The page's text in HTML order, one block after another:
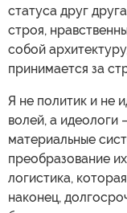
статуса друг
строя,
собой
принимается за
Я не политик и не
волей, а
материальные
преобразование
логистика,
наконец,